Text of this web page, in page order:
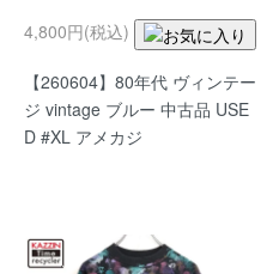
4,800円(税込)
【260604】80年代 ヴィンテー
ジ vintage ブルー 中古品 USE
D #XL アメカジ